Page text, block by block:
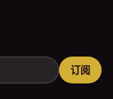
订阅